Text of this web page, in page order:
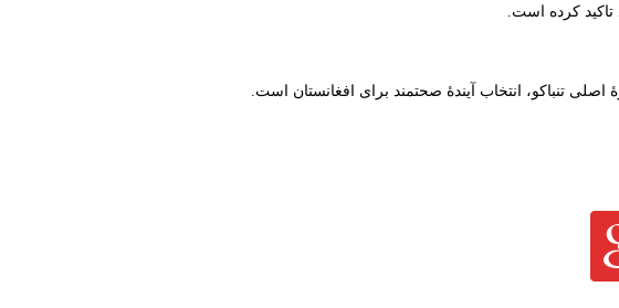
تنباکو، انتخاب آیندۀ صحتمند برای افغانستان است.